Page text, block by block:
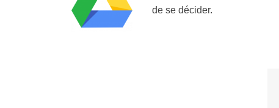
de se décider.